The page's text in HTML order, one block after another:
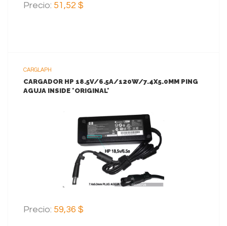
Precio: 51,52 $
CARGLAPH
CARGADOR HP 18.5V/6.5A/120W/7.4X5.0MM PING
AGUJA INSIDE *ORIGINAL*
VER MAS
AGREGAR AL CARRITO
Precio: 59,36 $